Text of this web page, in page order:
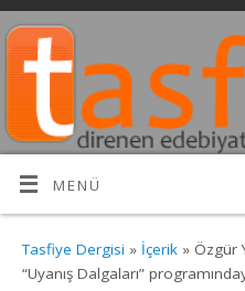
MENÜ
Tasfiye Dergisi » İçerik » Özgür
“Uyanış Dalgaları”